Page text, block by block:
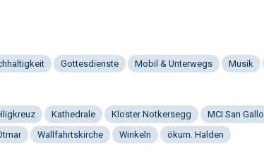
Gottesdienste Mobil & Unterwegs Musik
Kathedrale Kloster Notkersegg MCI San Gallo
Wallfahrtskirche Winkeln ökum. Halden